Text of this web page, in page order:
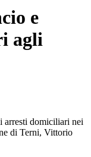
e
agli
arresti domiciliari nei
di Terni, Vittorio